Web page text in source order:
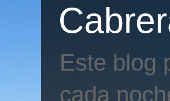
Este blog
cada